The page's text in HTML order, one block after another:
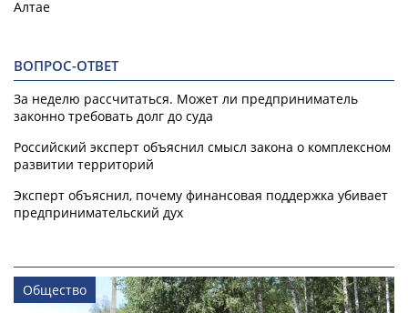
Алтае
ВОПРОС-ОТВЕТ
За неделю рассчитаться. Может ли предприниматель
законно требовать долг до суда
Российский эксперт объяснил смысл закона о комплексном
развитии территорий
Эксперт объяснил, почему финансовая поддержка убивает
предпринимательский дух
Общество